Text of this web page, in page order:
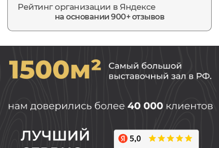
Рейтинг организации в Яндексе
на основании 900+ отзывов